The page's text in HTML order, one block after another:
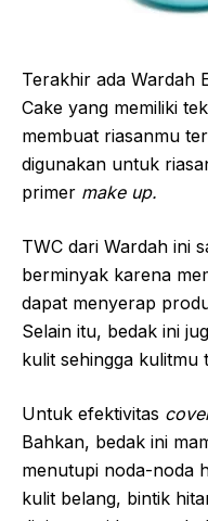
Terakhir ada Wardah
Cake yang memiliki
membuat riasanmu
digunakan untuk
primer make up.
TWC dari Wardah ini
berminyak karena
dapat menyerap
Selain itu, bedak ini
kulit sehingga kulitmu
Untuk efektivitas
Bahkan, bedak ini
menutupi noda-noda
kulit belang, bintik